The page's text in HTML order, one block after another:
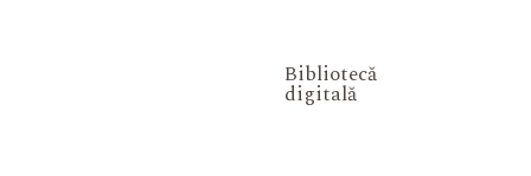
Bibliotecă
digitală